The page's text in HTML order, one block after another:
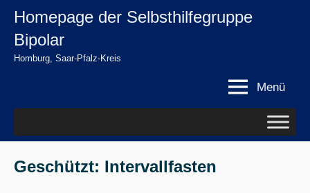
springen
Zum
springen
Homepage der Selbsthilfegruppe
Bipolar
Homburg, Saar-Pfalz-Kreis
Menü
Geschützt: Intervallfasten